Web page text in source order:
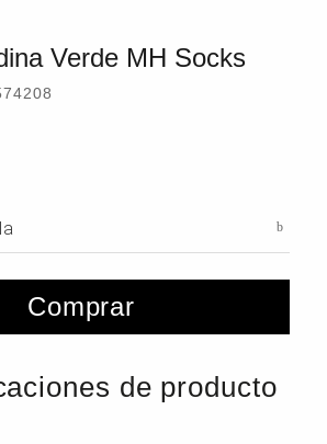
Verde MH Socks
Comprar
de producto